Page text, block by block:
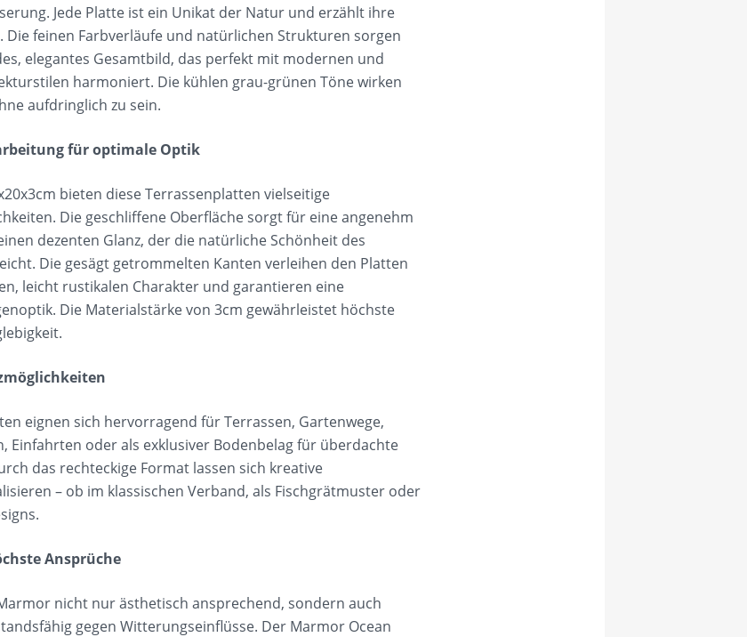
Jede Platte ist ein Unikat der Natur und erzählt ihre
Die feinen Farbverläufe und natürlichen Strukturen sorgen
elegantes Gesamtbild, das perfekt mit modernen und
harmoniert. Die kühlen grau-grünen Töne wirken
aufdringlich zu sein.
für optimale Optik
bieten diese Terrassenplatten vielseitige
Die geschliffene Oberfläche sorgt für eine angenehm
dezenten Glanz, der die natürliche Schönheit des
Die gesägt getrommelten Kanten verleihen den Platten
leicht rustikalen Charakter und garantieren eine
Die Materialstärke von 3cm gewährleistet höchste
eignen sich hervorragend für Terrassen, Gartenwege,
Einfahrten oder als exklusiver Bodenbelag für überdachte
das rechteckige Format lassen sich kreative
– ob im klassischen Verband, als Fischgrätmuster oder
Ansprüche
nicht nur ästhetisch ansprechend, sondern auch
gegen Witterungseinflüsse. Der Marmor Ocean